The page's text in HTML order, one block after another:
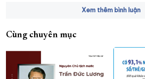
Xem thêm bình luận
Cùng chuyên mục